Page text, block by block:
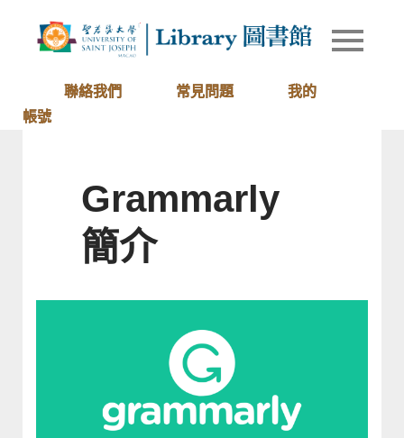
圖書館
Library of
聯絡我們 常見問題
我的
帳號
Grammarly
簡介